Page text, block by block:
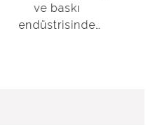
ve baskı
endüstrisinde